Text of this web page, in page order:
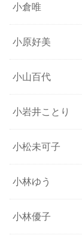
小倉唯
小原好美
小山百代
小岩井ことり
小松未可子
小林ゆう
小林優子